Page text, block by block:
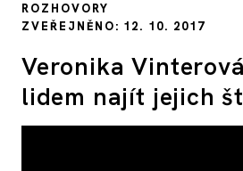
ROZHOVORY
ZVEŘEJNĚNO: 12. 10. 2017
Veronika
lidem najít jejich